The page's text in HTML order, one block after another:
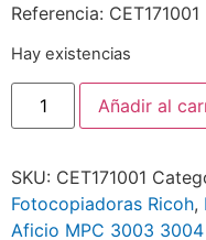
Referencia: CET171001
Hay existencias
Añadir al
SKU: CET171001
Fotocopiadoras Ricoh,
Aficio MPC 3003